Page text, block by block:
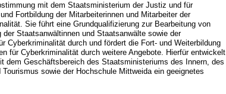
mit dem Staatsministerium der Justiz und für
Fortbildung der Mitarbeiterinnen und Mitarbeiter der
Sie führt eine Grundqualifizierung zur Bearbeitung von
Staatsanwältinnen und Staatsanwälte sowie der
Cyberkriminalität durch und fördert die Fort- und Weiterbildung
für Cyberkriminalität durch weitere Angebote. Hierfür entwickelt
dem Geschäftsbereich des Staatsministeriums des Innern, des
sowie der Hochschule Mittweida ein geeignetes